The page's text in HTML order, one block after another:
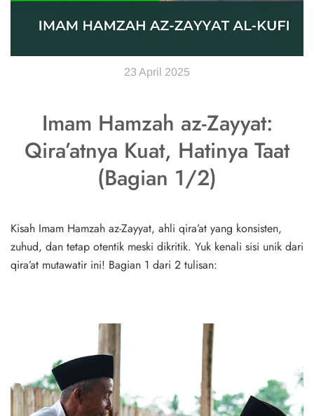
23 April 2025
Imam Hamzah az-Zayyat:
Qira’atnya Kuat, Hatinya Taat
(Bagian 1/2)
Kisah Imam Hamzah az-Zayyat, ahli qira’at yang konsisten,
zuhud, dan tetap otentik meski dikritik. Yuk kenali sisi unik dari
qira’at mutawatir ini! Bagian 1 dari 2 tulisan: